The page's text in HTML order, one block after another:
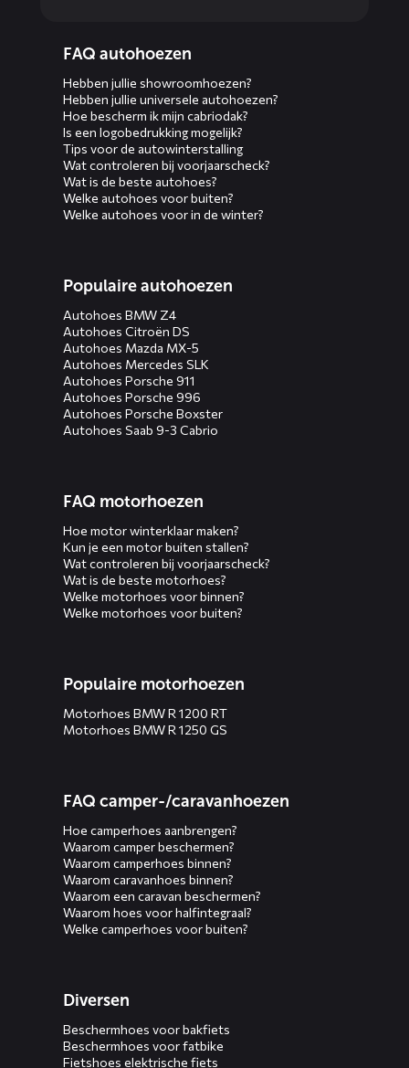
menusFAQ autohoezen
Hebben jullie showroomhoezen?
Hebben jullie universele autohoezen?
Hoe bescherm ik mijn cabriodak?
Is een logobedrukking mogelijk?
Tips voor de autowinterstalling
Wat controleren bij voorjaarscheck?
Wat is de beste autohoes?
Welke autohoes voor buiten?
Welke autohoes voor in de winter?
Populaire autohoezen
Autohoes BMW Z4
Autohoes Citroën DS
Autohoes Mazda MX-5
Autohoes Mercedes SLK
Autohoes Porsche 911
Autohoes Porsche 996
Autohoes Porsche Boxster
Autohoes Saab 9-3 Cabrio
FAQ motorhoezen
Hoe motor winterklaar maken?
Kun je een motor buiten stallen?
Wat controleren bij voorjaarscheck?
Wat is de beste motorhoes?
Welke motorhoes voor binnen?
Welke motorhoes voor buiten?
Populaire motorhoezen
Motorhoes BMW R 1200 RT
Motorhoes BMW R 1250 GS
FAQ camper-/caravanhoezen
Hoe camperhoes aanbrengen?
Waarom camper beschermen?
Waarom camperhoes binnen?
Waarom caravanhoes binnen?
Waarom een caravan beschermen?
Waarom hoes voor halfintegraal?
Welke camperhoes voor buiten?
Diversen
Beschermhoes voor bakfiets
Beschermhoes voor fatbike
Fietshoes elektrische fiets